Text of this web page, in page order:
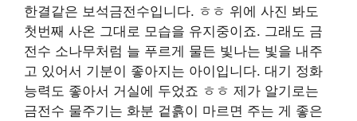
한결같은 보석금전수입니다. ㅎㅎ 위에 사진 봐도
첫번째 사온 그대로 모습을 유지중이죠. 그래도 금
전수 소나무처럼 늘 푸르게 물든 빛나는 빛을 내주
고 있어서 기분이 좋아지는 아이입니다. 대기 정화
능력도 좋아서 거실에 두었죠 ㅎㅎ 제가 알기로는
금전수 물주기는 화분 겉흙이 마르면 주는 게 좋은